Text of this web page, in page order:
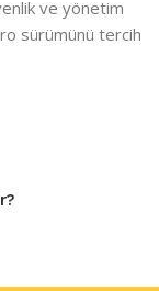
ve yönetim
sürümünü tercih